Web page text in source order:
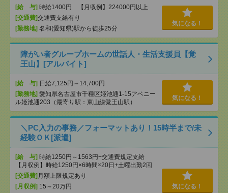
[給 与] 時給1400円 【月収例】224000円以上
[交通費]交通費支給有り
[勤務地] 名和(愛知県)駅から徒歩25分
気になる！
障がい者グループホームの世話人・生活支援員【覚
王山】[アルバイト]
[給 与] 日給7,125円～14,700円
[勤務地] 愛知県名古屋市千種区姫池通1-15アベニー
ル姫池通203（最寄り駅：東山線覚王山駅）
気になる！
＼PC入力の事務／フォーマットあり！15時半まで/未
経験ＯＫ[派遣]
[給 与] 時給1250円～1563円+交通費規定支給
【月収例】時給1250円×6時間×20日+土曜出勤2回
[交通費] 月額上限規定あり
[月収例] 15～20万円
気になる！